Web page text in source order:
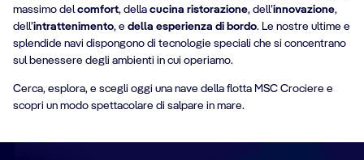
massimo del comfort, della cucina ristorazione, dell’innovazione,
dell’intrattenimento, e della esperienza di bordo. Le nostre ultime e
splendide navi dispongono di tecnologie speciali che si concentrano
sul benessere degli ambienti in cui operiamo.
Cerca, esplora, e scegli oggi una nave della flotta MSC Crociere e
scopri un modo spettacolare di salpare in mare.